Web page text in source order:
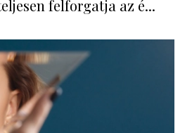
felforgatja az é...